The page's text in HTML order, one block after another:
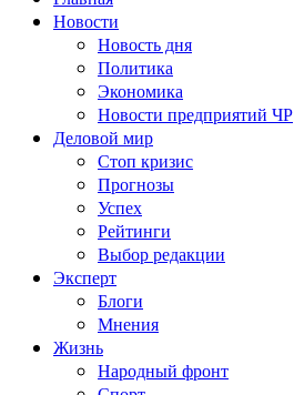
Новости
Новость дня
Политика
Экономика
Новости предприятий ЧР
Деловой мир
Стоп кризис
Прогнозы
Успех
Рейтинги
Выбор редакции
Эксперт
Блоги
Мнения
Жизнь
Народный фронт